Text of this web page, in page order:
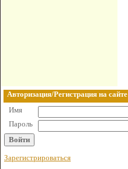
Авторизация/Регистрация на сайте
Имя
Пароль
Зарегистрироваться